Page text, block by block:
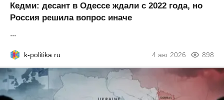
Кедми: десант в Одессе ждали с 2022 года, но
Россия решила вопрос иначе
...
k-politika.ru 4 авг 2026 898